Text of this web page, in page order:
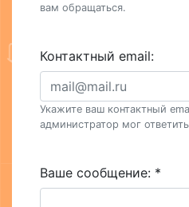
вам обращаться.
Контактный email:
Укажите ваш контактный
администратор мог
Ваше сообщение: *